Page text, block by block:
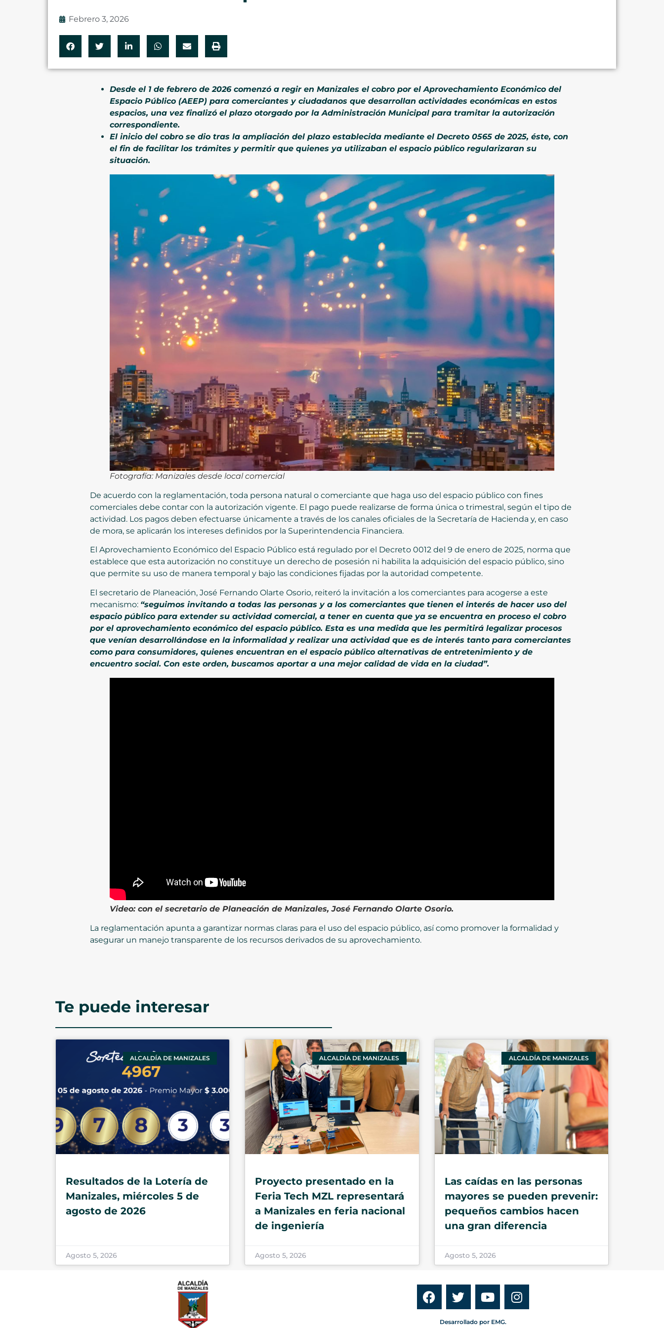
Febrero 3, 2026
Desde el 1 de febrero de 2026 comenzó a regir en Manizales el cobro por el Aprovechamiento Económico del
Espacio Público (AEEP) para comerciantes y ciudadanos que desarrollan actividades económicas en estos
espacios, una vez finalizó el plazo otorgado por la Administración Municipal para tramitar la autorización
correspondiente.
El inicio del cobro se dio tras la ampliación del plazo establecida mediante el Decreto 0565 de 2025, éste, con
el fin de facilitar los trámites y permitir que quienes ya utilizaban el espacio público regularizaran su
situación.
Fotografía: Manizales desde local comercial
De acuerdo con la reglamentación, toda persona natural o comerciante que haga uso del espacio público con fines
comerciales debe contar con la autorización vigente. El pago puede realizarse de forma única o trimestral, según el tipo de
actividad. Los pagos deben efectuarse únicamente a través de los canales oficiales de la Secretaría de Hacienda y, en caso
de mora, se aplicarán los intereses definidos por la Superintendencia Financiera.
El Aprovechamiento Económico del Espacio Público está regulado por el Decreto 0012 del 9 de enero de 2025, norma que
establece que esta autorización no constituye un derecho de posesión ni habilita la adquisición del espacio público, sino
que permite su uso de manera temporal y bajo las condiciones fijadas por la autoridad competente.
El secretario de Planeación, José Fernando Olarte Osorio, reiteró la invitación a los comerciantes para acogerse a este
mecanismo: “seguimos invitando a todas las personas y a los comerciantes que tienen el interés de hacer uso del
espacio público para extender su actividad comercial, a tener en cuenta que ya se encuentra en proceso el cobro
por el aprovechamiento económico del espacio público. Esta es una medida que les permitirá legalizar procesos
que venían desarrollándose en la informalidad y realizar una actividad que es de interés tanto para comerciantes
como para consumidores, quienes encuentran en el espacio público alternativas de entretenimiento y de
encuentro social. Con este orden, buscamos aportar a una mejor calidad de vida en la ciudad”.
Video: con el secretario de Planeación de Manizales, José Fernando Olarte Osorio.
La reglamentación apunta a garantizar normas claras para el uso del espacio público, así como promover la formalidad y
asegurar un manejo transparente de los recursos derivados de su aprovechamiento.
Te puede interesar
ALCALDÍA DE MANIZALES
Resultados de la Lotería de
Manizales, miércoles 5 de
agosto de 2026
Agosto 5, 2026
ALCALDÍA DE MANIZALES
Proyecto presentado en la
Feria Tech MZL representará
a Manizales en feria nacional
de ingeniería
Agosto 5, 2026
ALCALDÍA DE MANIZALES
Las caídas en las personas
mayores se pueden prevenir:
pequeños cambios hacen
una gran diferencia
Agosto 5, 2026
Desarrollado por EMG.